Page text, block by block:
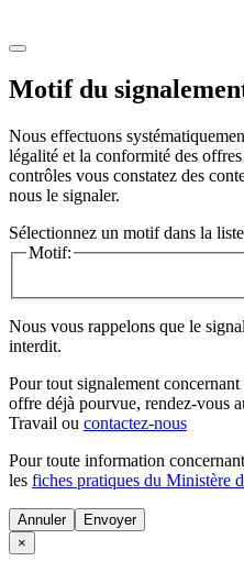
Motif du
Nous effectuons
légalité et la conformité des
contrôles vous constatez des
nous le signaler.
Sélectionnez un motif dans la
Motif:
Nous vous rappelons que le
interdit.
Pour tout signalement concernant
offre déjà pourvue, rendez-vous
Travail ou contactez-nous
Pour toute information
les fiches pratiques du Ministère
Annuler
×